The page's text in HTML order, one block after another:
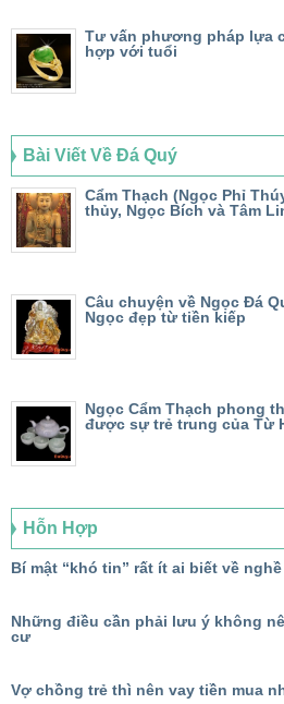
Tư vấn phương pháp lựa
hợp với tuổi
Bài Viết Về Đá Quý
Cẩm Thạch (Ngọc Phỉ
thủy, Ngọc Bích và Tâm
Câu chuyện về Ngọc Đá
Ngọc đẹp từ tiền kiếp
Ngọc Cẩm Thạch phong
được sự trẻ trung của Từ
Hỗn Hợp
Bí mật “khó tin” rất ít ai biết về
Những điều cần phải lưu ý không
cư
Vợ chồng trẻ thì nên vay tiền mua